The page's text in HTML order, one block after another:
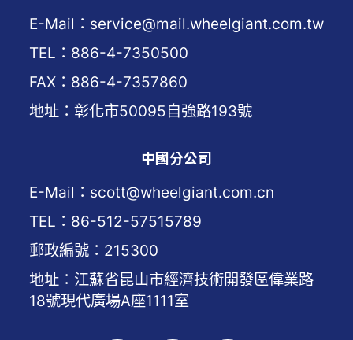
E-Mail：service@mail.wheelgiant.com.tw
TEL：886-4-7350500
FAX：886-4-7357860
地址：彰化市50095自強路193號
中國分公司
E-Mail：scott@wheelgiant.com.cn
TEL：86-512-57515789
郵政編號：215300
地址：江蘇省昆山市經濟技術開發區偉業路
18號現代廣場A座1111室